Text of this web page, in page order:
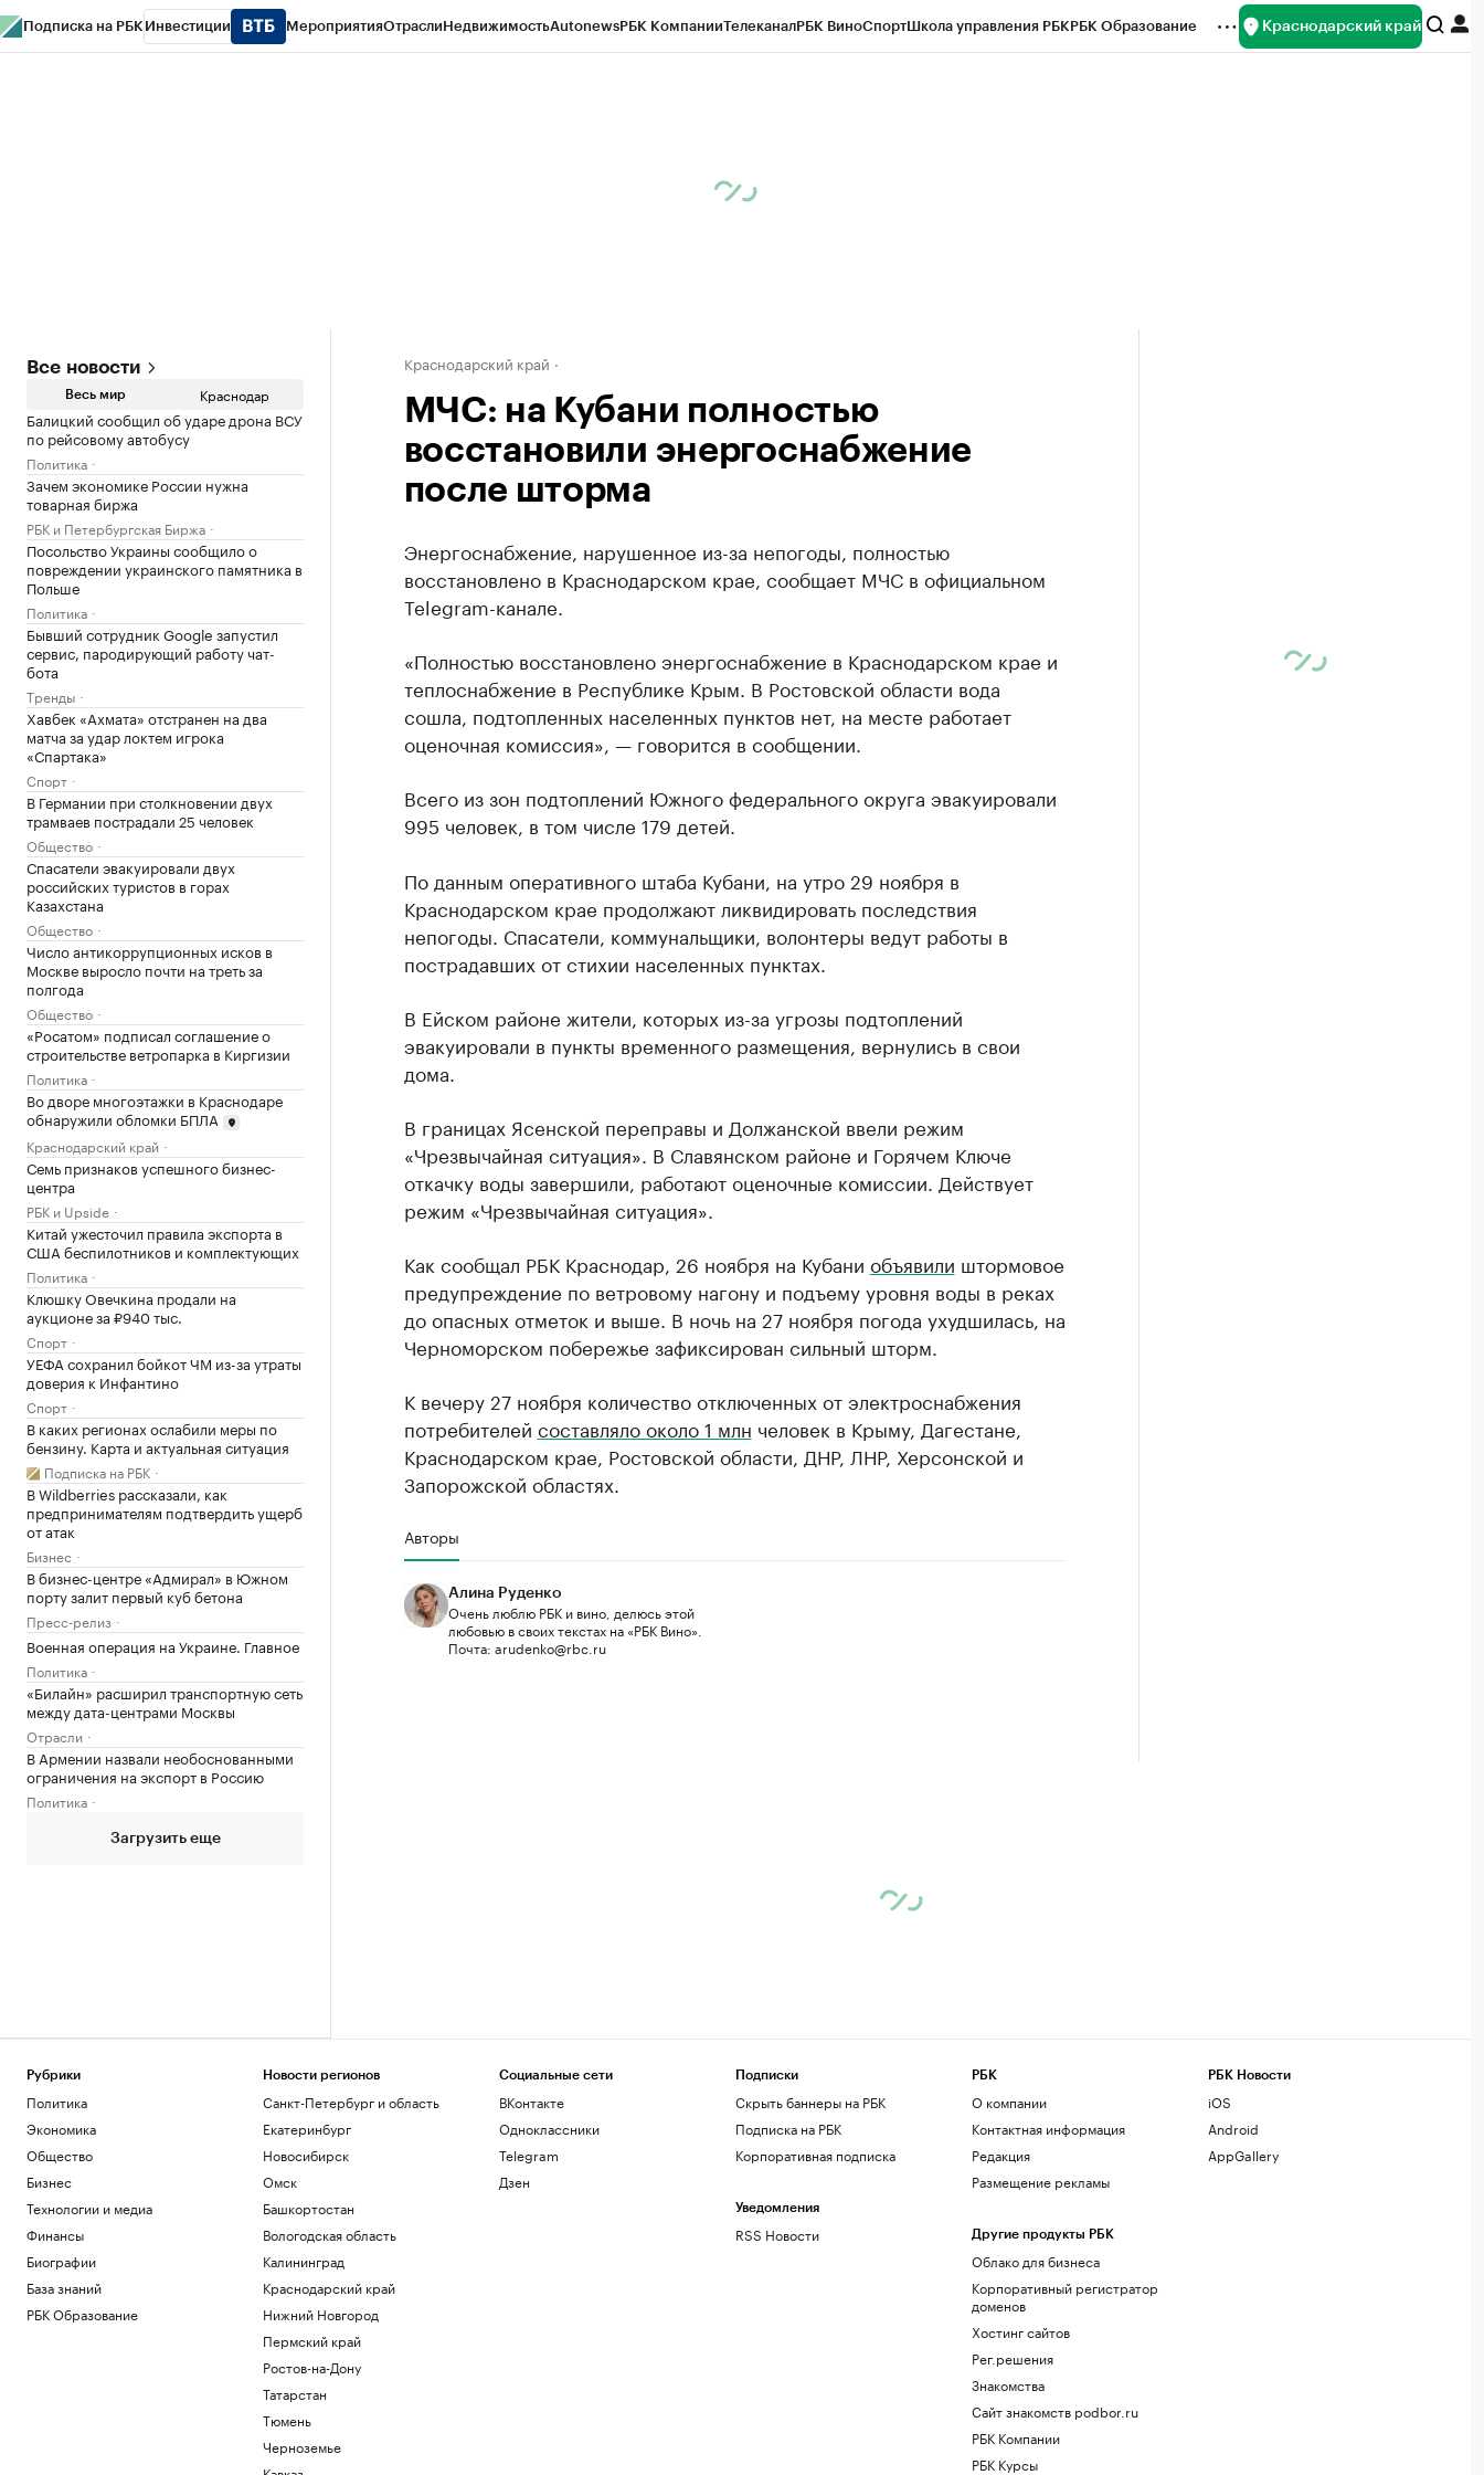
Подписка на РБК Инвестиции МероприятияОтраслиНедвижимостьAutonewsРБК КомпанииТелеканалРБК ВиноСпортШкола управления РБКРБК Образование Краснодарский край
Все новости
Весь мир Краснодар
Балицкий сообщил об ударе дрона ВСУ
по рейсовому автобусу
Политика
Зачем экономике России нужна
товарная биржа
РБК и Петербургская Биржа
Посольство Украины сообщило о
повреждении украинского памятника в
Польше
Политика
Бывший сотрудник Google запустил
сервис, пародирующий работу чат-
бота
Тренды
Хавбек «Ахмата» отстранен на два
матча за удар локтем игрока
«Спартака»
Спорт
В Германии при столкновении двух
трамваев пострадали 25 человек
Общество
Спасатели эвакуировали двух
российских туристов в горах
Казахстана
Общество
Число антикоррупционных исков в
Москве выросло почти на треть за
полгода
Общество
«Росатом» подписал соглашение о
строительстве ветропарка в Киргизии
Политика
Во дворе многоэтажки в Краснодаре
обнаружили обломки БПЛА
Краснодарский край
Семь признаков успешного бизнес-
центра
РБК и Upside
Китай ужесточил правила экспорта в
США беспилотников и комплектующих
Политика
Клюшку Овечкина продали на
аукционе за ₽940 тыс.
Спорт
УЕФА сохранил бойкот ЧМ из-за утраты
доверия к Инфантино
Спорт
В каких регионах ослабили меры по
бензину. Карта и актуальная ситуация
Подписка на РБК
В Wildberries рассказали, как
предпринимателям подтвердить ущерб
от атак
Бизнес
В бизнес-центре «Адмирал» в Южном
порту залит первый куб бетона
Пресс-релиз
Военная операция на Украине. Главное
Политика
«Билайн» расширил транспортную сеть
между дата-центрами Москвы
Отрасли
В Армении назвали необоснованными
ограничения на экспорт в Россию
Политика
Загрузить еще
Краснодарский край
МЧС: на Кубани полностью
восстановили энергоснабжение
после шторма
Энергоснабжение, нарушенное из-за непогоды, полностью
восстановлено в Краснодарском крае, сообщает МЧС в официальном
Telegram-канале.
«Полностью восстановлено энергоснабжение в Краснодарском крае и
теплоснабжение в Республике Крым. В Ростовской области вода
сошла, подтопленных населенных пунктов нет, на месте работает
оценочная комиссия», — говорится в сообщении.
Всего из зон подтоплений Южного федерального округа эвакуировали
995 человек, в том числе 179 детей.
По данным оперативного штаба Кубани, на утро 29 ноября в
Краснодарском крае продолжают ликвидировать последствия
непогоды. Спасатели, коммунальщики, волонтеры ведут работы в
пострадавших от стихии населенных пунктах.
В Ейском районе жители, которых из-за угрозы подтоплений
эвакуировали в пункты временного размещения, вернулись в свои
дома.
В границах Ясенской переправы и Должанской ввели режим
«Чрезвычайная ситуация». В Славянском районе и Горячем Ключе
откачку воды завершили, работают оценочные комиссии. Действует
режим «Чрезвычайная ситуация».
Как сообщал РБК Краснодар, 26 ноября на Кубани объявили штормовое
предупреждение по ветровому нагону и подъему уровня воды в реках
до опасных отметок и выше. В ночь на 27 ноября погода ухудшилась, на
Черноморском побережье зафиксирован сильный шторм.
К вечеру 27 ноября количество отключенных от электроснабжения
потребителей составляло около 1 млн человек в Крыму, Дагестане,
Краснодарском крае, Ростовской области, ДНР, ЛНР, Херсонской и
Запорожской областях.
Авторы
Алина Руденко
Очень люблю РБК и вино, делюсь этой
любовью в своих текстах на «РБК Вино».
Почта: arudenko@rbc.ru
Рубрики
Политика
Экономика
Общество
Бизнес
Технологии и медиа
Финансы
Биографии
База знаний
РБК Образование
Новости регионов
Санкт-Петербург и область
Екатеринбург
Новосибирск
Омск
Башкортостан
Вологодская область
Калининград
Краснодарский край
Нижний Новгород
Пермский край
Ростов-на-Дону
Татарстан
Тюмень
Черноземье
Социальные сети
ВКонтакте
Одноклассники
Telegram
Дзен
Подписки
Скрыть баннеры на РБК
Подписка на РБК
Корпоративная подписка
Уведомления
RSS Новости
РБК
О компании
Контактная информация
Редакция
Размещение рекламы
Другие продукты РБК
Облако для бизнеса
Корпоративный регистратор
доменов
Хостинг сайтов
Рег.решения
Знакомства
Сайт знакомств podbor.ru
РБК Компании
РБК Курсы
РБК Новости
iOS
Android
AppGallery